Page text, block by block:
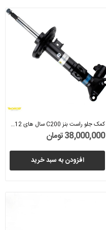
کمک جلو راست بنز C200 سال های 2012 تا 2014...
38,000,000 تومان
افزودن به سبد خرید